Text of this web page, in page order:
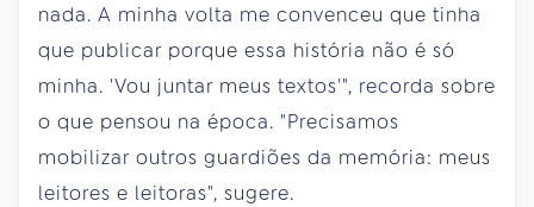
nada. A minha volta me convenceu que tinha
que publicar porque essa história não é só
minha. 'Vou juntar meus textos'", recorda sobre
o que pensou na época. "Precisamos
mobilizar outros guardiões da memória: meus
leitores e leitoras", sugere.